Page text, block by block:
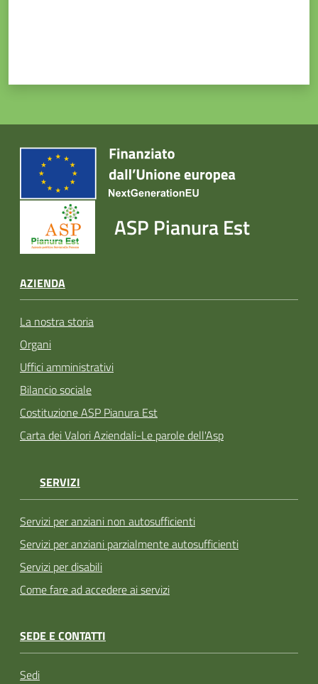
ASP Pianura Est
AZIENDA
La nostra storia
Organi
Uffici amministrativi
Bilancio sociale
Costituzione ASP Pianura Est
Carta dei Valori Aziendali-Le parole dell'Asp
SERVIZI
Servizi per anziani non autosufficienti
Servizi per anziani parzialmente autosufficienti
Servizi per disabili
Come fare ad accedere ai servizi
SEDE E CONTATTI
Sedi